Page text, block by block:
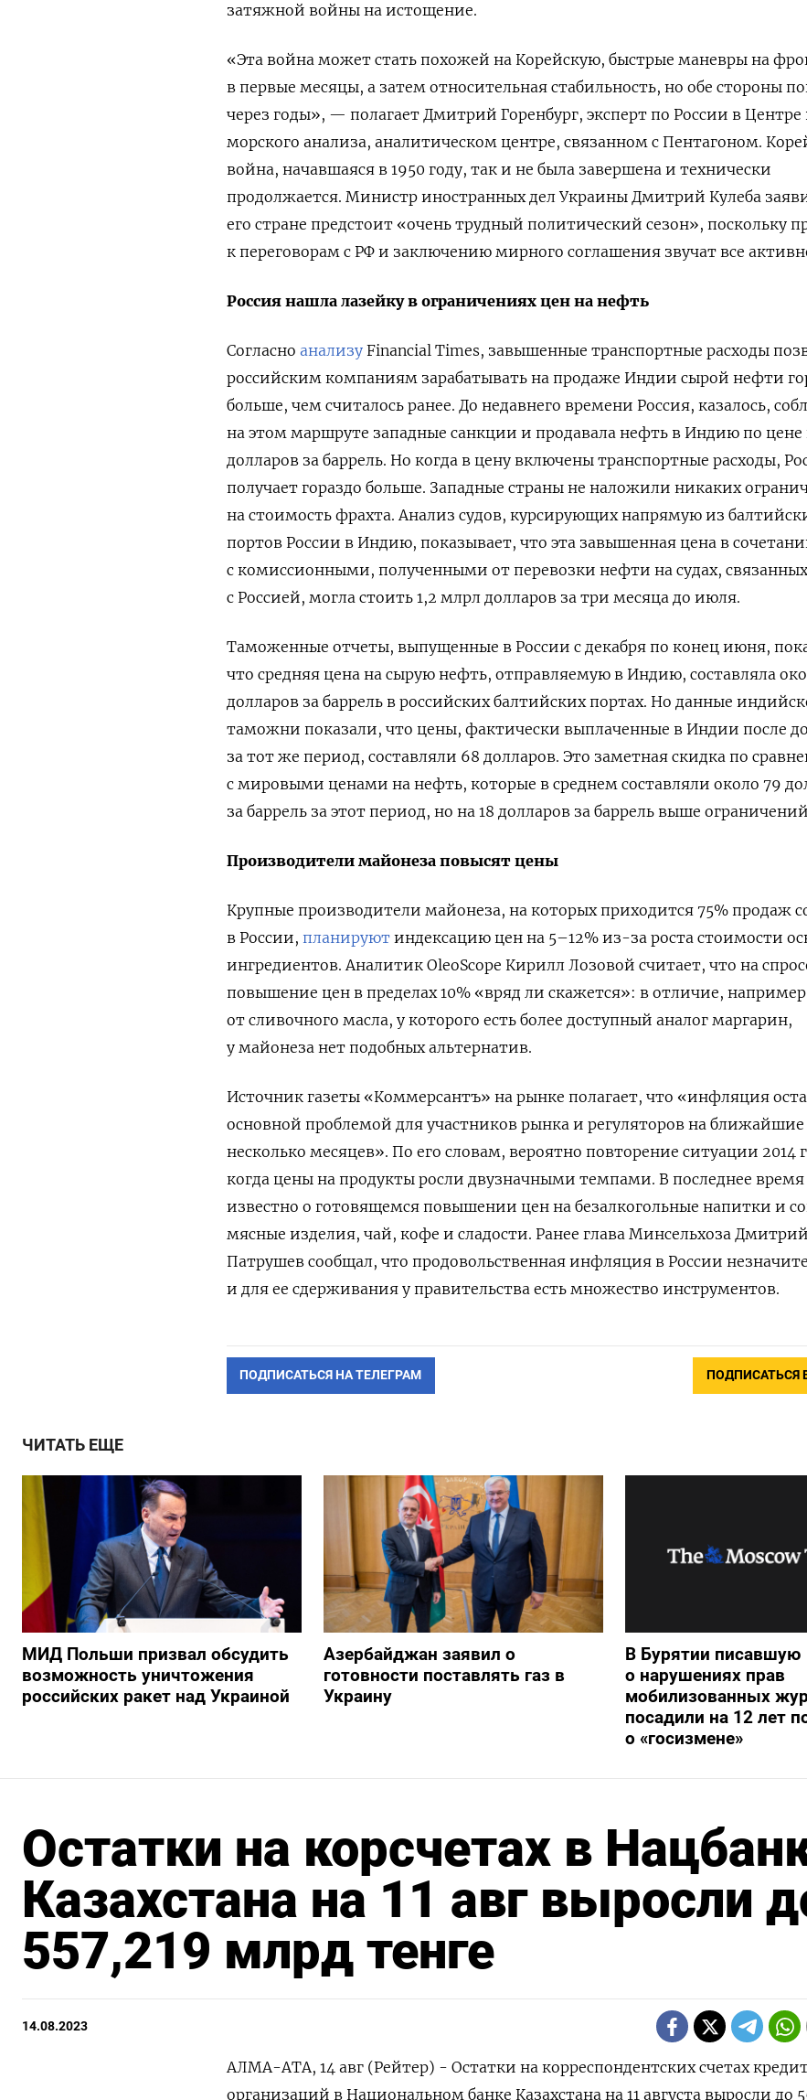
затяжной войны на истощение.
«Эта война может стать похожей на Корейскую, быстрые маневры на
в первые месяцы, а затем относительная стабильность, но обе стороны
через годы», — полагает Дмитрий Горенбург, эксперт по России в
морского анализа, аналитическом центре, связанном с Пентагоном.
война, начавшаяся в 1950 году, так и не была завершена и технически
продолжается. Министр иностранных дел Украины Дмитрий Кулеба
его стране предстоит «очень трудный политический сезон», поскольку
к переговорам с РФ и заключению мирного соглашения звучат все
Россия нашла лазейку в ограничениях цен на нефть
Согласно анализу Financial Times, завышенные транспортные расходы
российским компаниям зарабатывать на продаже Индии сырой нефти
больше, чем считалось ранее. До недавнего времени Россия, казалось,
на этом маршруте западные санкции и продавала нефть в Индию по
долларов за баррель. Но когда в цену включены транспортные расходы,
получает гораздо больше. Западные страны не наложили никаких
на стоимость фрахта. Анализ судов, курсирующих напрямую из
портов России в Индию, показывает, что эта завышенная цена в
с комиссионными, полученными от перевозки нефти на судах, связанных
с Россией, могла стоить 1,2 млрл долларов за три месяца до июля.
Таможенные отчеты, выпущенные в России с декабря по конец июня,
что средняя цена на сырую нефть, отправляемую в Индию, составляла
долларов за баррель в российских балтийских портах. Но данные
таможни показали, что цены, фактически выплаченные в Индии после
за тот же период, составляли 68 долларов. Это заметная скидка по
с мировыми ценами на нефть, которые в среднем составляли около 79
за баррель за этот период, но на 18 долларов за баррель выше
Производители майонеза повысят цены
Крупные производители майонеза, на которых приходится 75% продаж
в России, планируют индексацию цен на 5–12% из-за роста стоимости
ингредиентов. Аналитик OleoScope Кирилл Лозовой считает, что на
повышение цен в пределах 10% «вряд ли скажется»: в отличие,
от сливочного масла, у которого есть более доступный аналог маргарин,
у майонеза нет подобных альтернатив.
Источник газеты «Коммерсантъ» на рынке полагает, что «инфляция
основной проблемой для участников рынка и регуляторов на ближайшие
несколько месяцев». По его словам, вероятно повторение ситуации 2014
когда цены на продукты росли двузначными темпами. В последнее время
известно о готовящемся повышении цен на безалкогольные напитки и
мясные изделия, чай, кофе и сладости. Ранее глава Минсельхоза Дмитрий
Патрушев сообщал, что продовольственная инфляция в России
и для ее сдерживания у правительства есть множество инструментов.
ПОДПИСАТЬСЯ НА ТЕЛЕГРАМ ПОДПИСАТЬСЯ В
ЧИТАТЬ ЕЩЕ
МИД Польши призвал обсудить
возможность уничтожения
российских ракет над Украиной
Азербайджан заявил о
готовности поставлять газ в
Украину
В Бурятии писавшую
о нарушениях прав
мобилизованных
посадили на 12 лет
о «госизмене»
Остатки на корсчетах в
Казахстана на 11 авг выросли
557,219 млрд тенге
14.08.2023
АЛМА-АТА, 14 авг (Рейтер) - Остатки на корреспондентских счетах
организаций в Национальном банке Казахстана на 11 августа выросли до